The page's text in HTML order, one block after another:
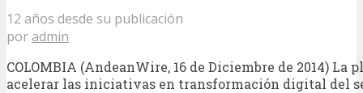
12 años desde su publicación
poradmin
COLOMBIA (AndeanWire, 16 de Diciembre de 2014) La
acelerar las iniciativas en transformación digital del